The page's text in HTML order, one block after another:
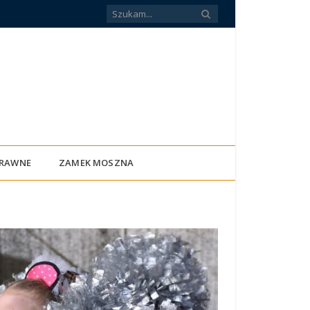
ZAMEK MOSZNA